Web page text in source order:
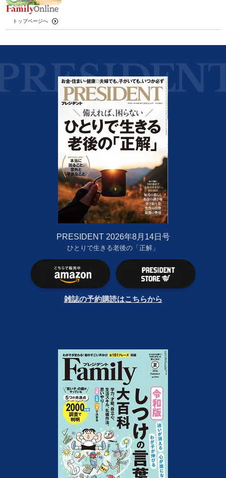
トップページへ
PRESIDENT 2026年8月14日号
ひとりで生きる老後の「正解」
雑誌の予約購読はこちらから